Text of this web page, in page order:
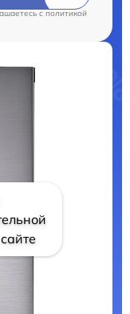
c политикой